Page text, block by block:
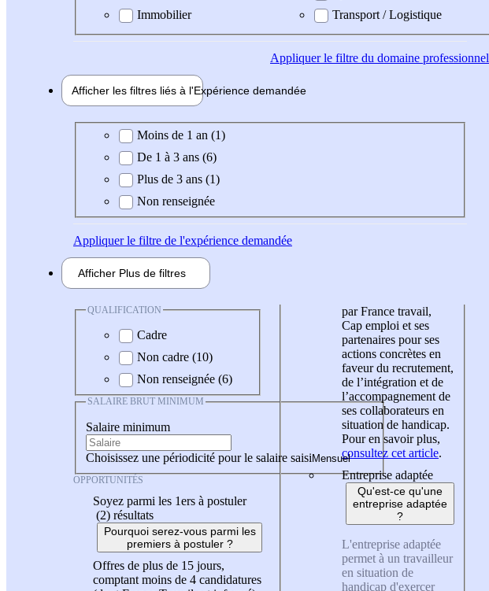
Immobilier
Transport / Logistique
Appliquerle filtre du domaine professionnel
Afficher les filtres liés à l'Expérience demandée
Expérience demandée
Moins de 1 an (1)
De 1 à 3 ans (6)
Plus de 3 ans (1)
Non renseignée
Appliquerle filtre de l'expérience demandée
Afficher Plus de filtres
QUALIFICATION
Cadre
Non cadre (10)
Non renseignée (6)
SALAIRE BRUT MINIMUM
Salaire minimum
Choisissez une périodicité pour le salaire saisi
OPPORTUNITÉS
Soyez parmi les 1ers à postuler
(2) résultats
Pourquoi serez-vous parmi les
premiers à postuler ?
Offres de plus de 15 jours,
comptant moins de 4 candidatures
par France travail,
Cap emploi et ses
partenaires pour ses
actions concrètes en
faveur du recrutement,
de l’intégration et de
l’accompagnement de
ses collaborateurs en
situation de handicap.
Pour en savoir plus,
consultez cet article.
Entreprise adaptée
Qu'est-ce qu'une
entreprise adaptée
?
L'entreprise adaptée
permet à un travailleur
en situation de
handicap d'exercer